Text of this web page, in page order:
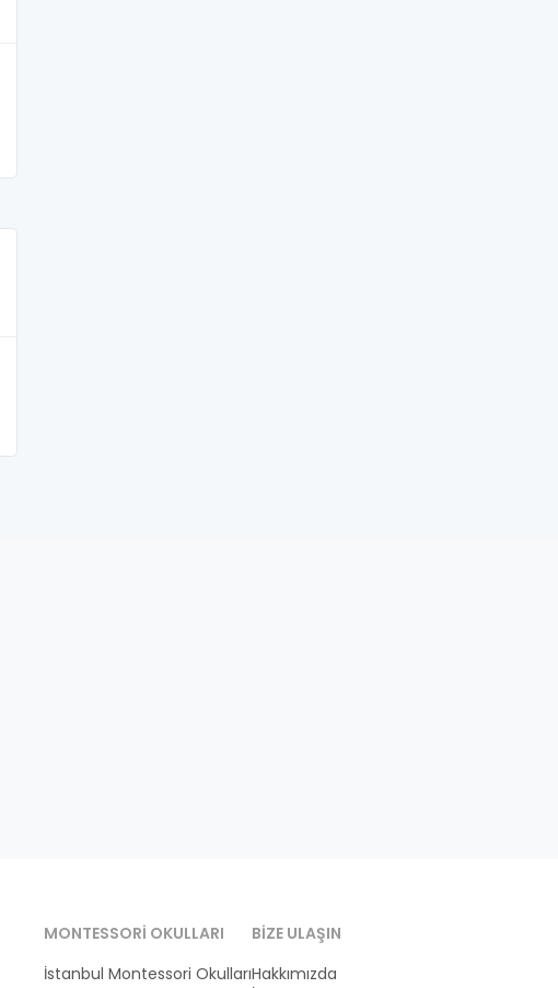
MONTESSORI OKULLARI
İstanbul Montessori Okulları
BIZE ULAŞIN
Hakkımızda